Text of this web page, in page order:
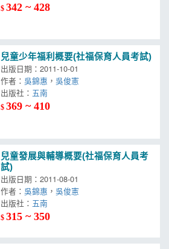
$342 ~ 428
兒童少年福利概要(社福保育人員考試)
出版日期：2011-10-01
作者：吳錦惠 ，吳俊憲
出版社：
$369 ~ 410
兒童發展與輔導概要(社福保育人員考
試)
出版日期：2011-08-01
作者：吳錦惠 ，吳俊憲
出版社：
$315 ~ 350